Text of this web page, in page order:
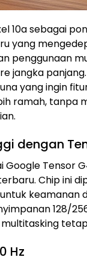
10a sebagai
yang
penggunaan
jangka
yang ingin
ramah, tanpa
dengan
Google Tensor
Chip ini
keamanan
128/
multitasking
Hz